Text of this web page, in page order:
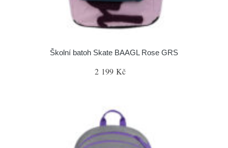
Školní batoh Skate BAAGL Rose GRS
2 199 Kč